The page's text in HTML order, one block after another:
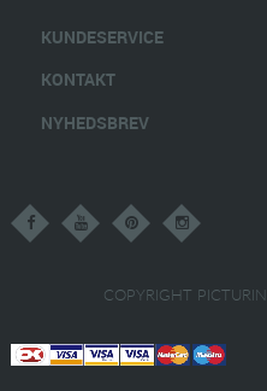
KUNDESERVICE
KONTAKT
NYHEDSBREV
COPYRIGHT